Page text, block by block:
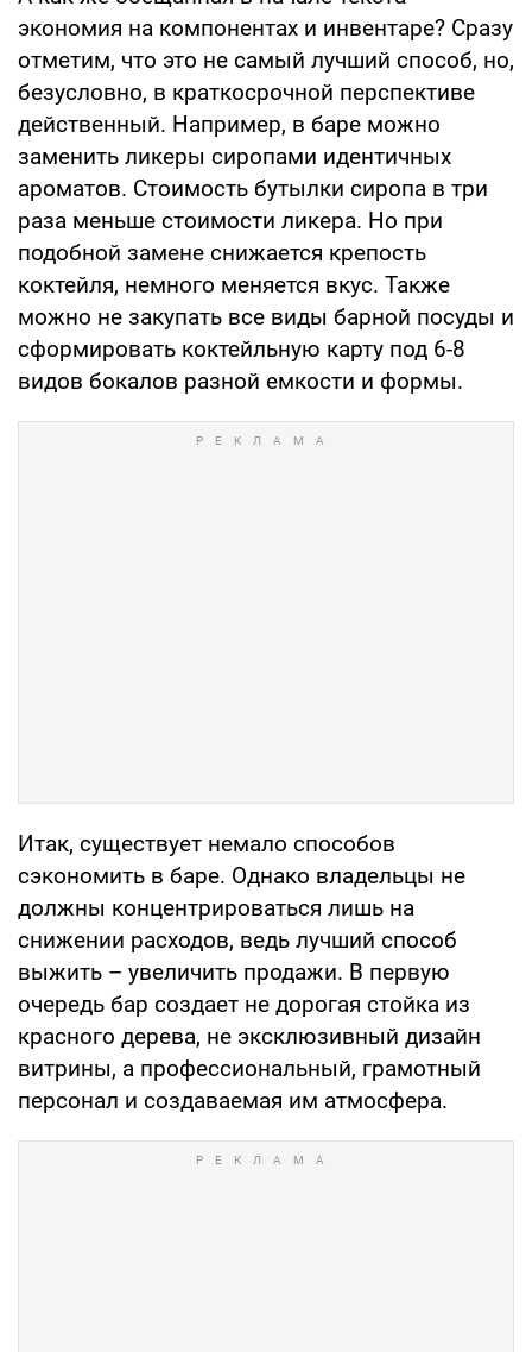
экономия на компонентах и инвентаре? Сразу
отметим, что это не самый лучший способ, но,
безусловно, в краткосрочной перспективе
действенный. Например, в баре можно
заменить ликеры сиропами идентичных
ароматов. Стоимость бутылки сиропа в три
раза меньше стоимости ликера. Но при
подобной замене снижается крепость
коктейля, немного меняется вкус. Также
можно не закупать все виды барной посуды и
сформировать коктейльную карту под 6-8
видов бокалов разной емкости и формы.
Итак, существует немало способов
сэкономить в баре. Однако владельцы не
должны концентрироваться лишь на
снижении расходов, ведь лучший способ
выжить – увеличить продажи. В первую
очередь бар создает не дорогая стойка из
красного дерева, не эксклюзивный дизайн
витрины, а профессиональный, грамотный
персонал и создаваемая им атмосфера.